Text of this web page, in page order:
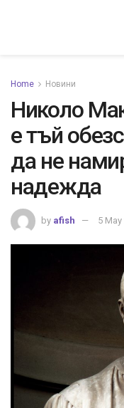
Home Новини
Николо
е тъй
да не
надежда
by afish 5